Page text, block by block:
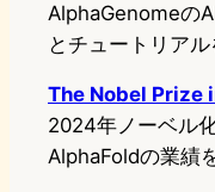
AlphaGenomeの
とチュートリア
The Nobel Prize
2024年ノーベル
AlphaFoldの業績